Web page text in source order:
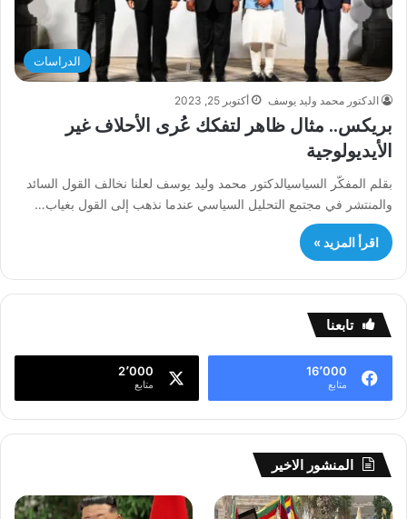
الدراسات
الدكتور محمد وليد يوسف أكتوبر 25, 2023
بريكس.. مثال ظاهر لتفكك عُرى الأحلاف غير
الأيديولوجية
بقلم المفكّر السياسيالدكتور محمد وليد يوسف لعلنا نخالف القول السائد
والمنتشر في مجتمع التحليل السياسي عندما نذهب إلى القول بغياب…
اقرأ المزيد »
تابعنا
16٬000
متابع
2٬000
متابع
المنشور الاخير